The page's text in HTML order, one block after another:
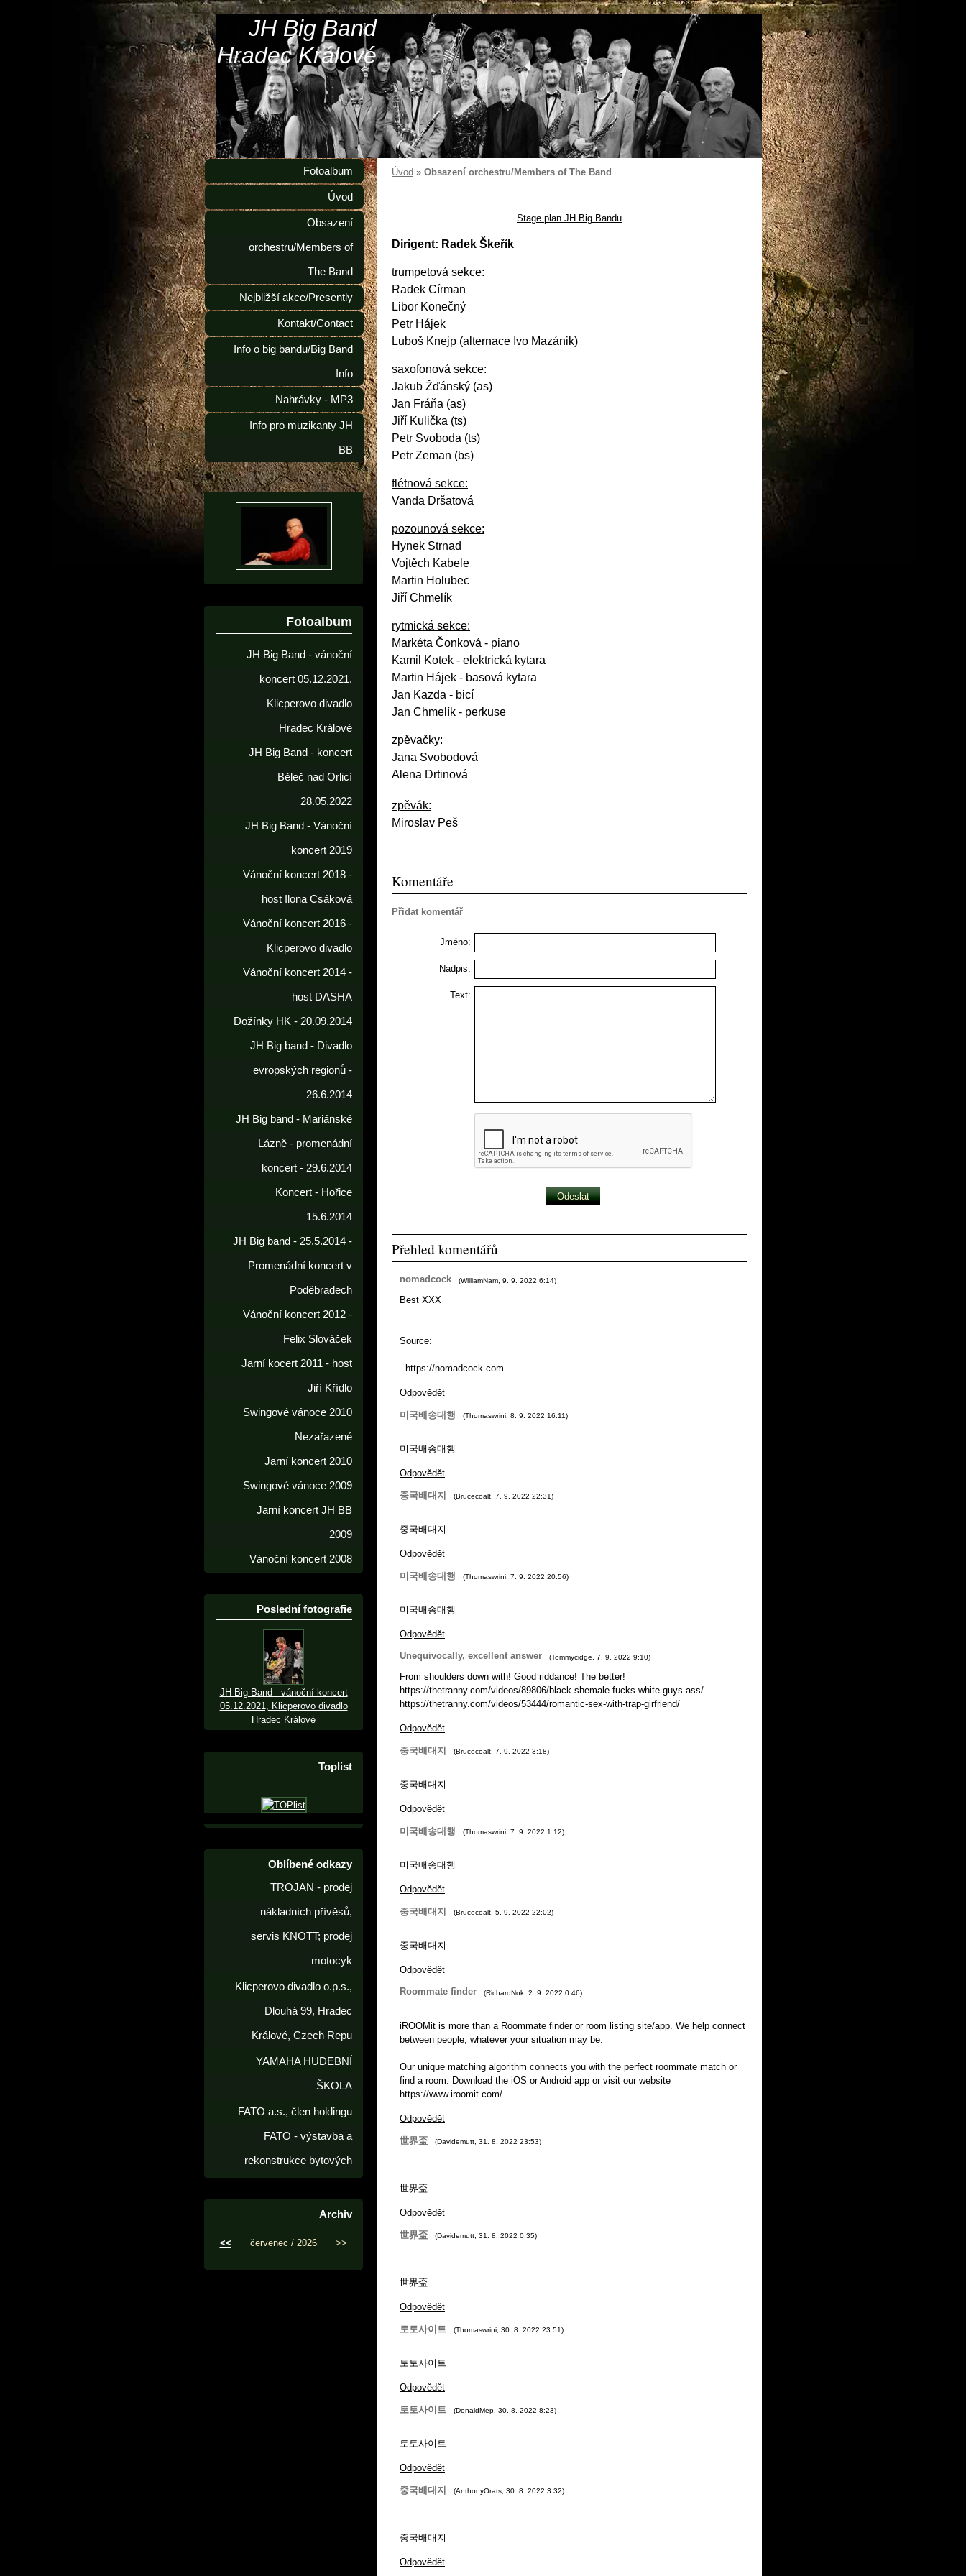
JH Big Band
Hradec Králové
Úvod » Obsazení orchestru/Members of The Band
Stage plan JH Big Bandu
Dirigent: Radek Škeřík
trumpetová sekce:
Radek Círman
Libor Konečný
Petr Hájek
Luboš Knejp (alternace Ivo Mazánik)
saxofonová sekce:
Jakub Žďánský (as)
Jan Fráňa (as)
Jiří Kulička (ts)
Petr Svoboda (ts)
Petr Zeman (bs)
flétnová sekce:
Vanda Dršatová
pozounová sekce:
Hynek Strnad
Vojtěch Kabele
Martin Holubec
Jiří Chmelík
rytmická sekce:
Markéta Čonková - piano
Kamil Kotek - elektrická kytara
Martin Hájek - basová kytara
Jan Kazda - bicí
Jan Chmelík - perkuse
zpěvačky:
Jana Svobodová
Alena Drtinová
zpěvák:
Miroslav Peš
Komentáře
Přidat komentář
Jméno:
Nadpis:
Text:
Přehled komentářů
nomadcock (WilliamNam 9. 9. 2022 6:14)
Best XXX
Source:
- https://nomadcock.com
Odpovědět
미국배송대행 (Thomaswrini 8. 9. 2022 16:11)
미국배송대행
Odpovědět
중국배대지 (Brucecoalt 7. 9. 2022 22:31)
중국배대지
Odpovědět
미국배송대행 (Thomaswrini 7. 9. 2022 20:56)
미국배송대행
Odpovědět
Unequivocally, excellent answer
(Tommycidge 7. 9. 2022 9:10)
From shoulders down with! Good riddance! The better!
https://thetranny.com/videos/89806/black-shemale-fucks-white-guys-ass/
https://thetranny.com/videos/53444/romantic-sex-with-trap-girfriend/
Odpovědět
중국배대지 (Brucecoalt 7. 9. 2022 3:18)
중국배대지
Odpovědět
미국배송대행 (Thomaswrini 7. 9. 2022 1:12)
미국배송대행
Odpovědět
중국배대지 (Brucecoalt 5. 9. 2022 22:02)
중국배대지
Odpovědět
Roommate finder
(RichardNok 2. 9. 2022 0:46)
iROOMit is more than a Roommate finder or room listing site/app. We help connect
between people, whatever your situation may be.
Our unique matching algorithm connects you with the perfect roommate match or
find a room. Download the iOS or Android app or visit our website
https://www.iroomit.com/
Odpovědět
世界盃 (Davidemutt 31. 8. 2022 23:53)
世界盃
Odpovědět
世界盃 (Davidemutt 31. 8. 2022 0:35)
世界盃
Odpovědět
토토사이트 (Thomaswrini 30. 8. 2022 23:51)
토토사이트
Odpovědět
토토사이트 (DonaldMep 30. 8. 2022 8:23)
토토사이트
Odpovědět
중국배대지 (AnthonyOrats 30. 8. 2022 3:32)
중국배대지
Odpovědět
Fotoalbum
Úvod
Obsazení
orchestru/Members of
The Band
Nejbližší akce/Presently
Kontakt/Contact
Info o big bandu/Big Band
Info
Nahrávky - MP3
Info pro muzikanty JH
BB
Fotoalbum
JH Big Band - vánoční
koncert 05.12.2021,
Klicperovo divadlo
Hradec Králové
JH Big Band - koncert
Běleč nad Orlicí
28.05.2022
JH Big Band - Vánoční
koncert 2019
Vánoční koncert 2018 -
host Ilona Csáková
Vánoční koncert 2016 -
Klicperovo divadlo
Vánoční koncert 2014 -
host DASHA
Dožínky HK - 20.09.2014
JH Big band - Divadlo
evropských regionů -
26.6.2014
JH Big band - Mariánské
Lázně - promenádní
koncert - 29.6.2014
Koncert - Hořice
15.6.2014
JH Big band - 25.5.2014 -
Promenádní koncert v
Poděbradech
Vánoční koncert 2012 -
Felix Slováček
Jarní kocert 2011 - host
Jiří Křídlo
Swingové vánoce 2010
Nezařazené
Jarní koncert 2010
Swingové vánoce 2009
Jarní koncert JH BB
2009
Vánoční koncert 2008
Poslední fotografie
JH Big Band - vánoční koncert
05.12.2021, Klicperovo divadlo
Hradec Králové
Toplist
Oblíbené odkazy
TROJAN - prodej
nákladních přívěsů,
servis KNOTT; prodej
motocyk
Klicperovo divadlo o.p.s.,
Dlouhá 99, Hradec
Králové, Czech Repu
YAMAHA HUDEBNÍ
ŠKOLA
FATO a.s., člen holdingu
FATO - výstavba a
rekonstrukce bytových
Archiv
<< červenec / 2026 >>